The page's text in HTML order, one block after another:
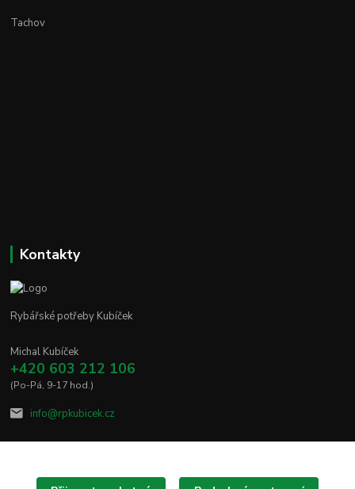
Tachov
Kontakty
Rybářské potřeby Kubíček
Michal Kubíček
+420 603 212 106
(Po-Pá, 9-17 hod.)
info@rpkubicek.cz